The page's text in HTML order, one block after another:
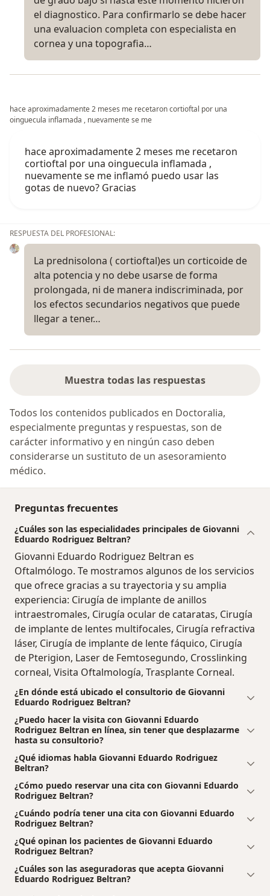
el diagnostico. Para confirmarlo se debe hacer
una evaluacion completa con especialista en
cornea y una topografia…
hace aproximadamente 2 meses me recetaron cortioftal por una
oinguecula inflamada , nuevamente se me
hace aproximadamente 2 meses me recetaron
cortioftal por una oinguecula inflamada ,
nuevamente se me inflamó puedo usar las
gotas de nuevo? Gracias
RESPUESTA DEL PROFESIONAL:
La prednisolona ( cortioftal)es un corticoide de
alta potencia y no debe usarse de forma
prolongada, ni de manera indiscriminada, por
los efectos secundarios negativos que puede
llegar a tener…
Muestra todas las respuestas
Todos los contenidos publicados en Doctoralia,
especialmente preguntas y respuestas, son de
carácter informativo y en ningún caso deben
considerarse un sustituto de un asesoramiento
médico.
Preguntas frecuentes
¿Cuáles son las especialidades principales de Giovanni
Eduardo Rodriguez Beltran?
Giovanni Eduardo Rodriguez Beltran es
Oftalmólogo. Te mostramos algunos de los servicios
que ofrece gracias a su trayectoria y su amplia
experiencia: Cirugía de implante de anillos
intraestromales, Cirugía ocular de cataratas, Cirugía
de implante de lentes multifocales, Cirugía refractiva
láser, Cirugía de implante de lente fáquico, Cirugía
de Pterigion, Laser de Femtosegundo, Crosslinking
corneal, Visita Oftalmología, Trasplante Corneal.
¿En dónde está ubicado el consultorio de Giovanni
Eduardo Rodriguez Beltran?
¿Puedo hacer la visita con Giovanni Eduardo
Rodriguez Beltran en línea, sin tener que desplazarme
hasta su consultorio?
¿Qué idiomas habla Giovanni Eduardo Rodriguez
Beltran?
¿Cómo puedo reservar una cita con Giovanni Eduardo
Rodriguez Beltran?
¿Cuándo podría tener una cita con Giovanni Eduardo
Rodriguez Beltran?
¿Qué opinan los pacientes de Giovanni Eduardo
Rodriguez Beltran?
¿Cuáles son las aseguradoras que acepta Giovanni
Eduardo Rodriguez Beltran?